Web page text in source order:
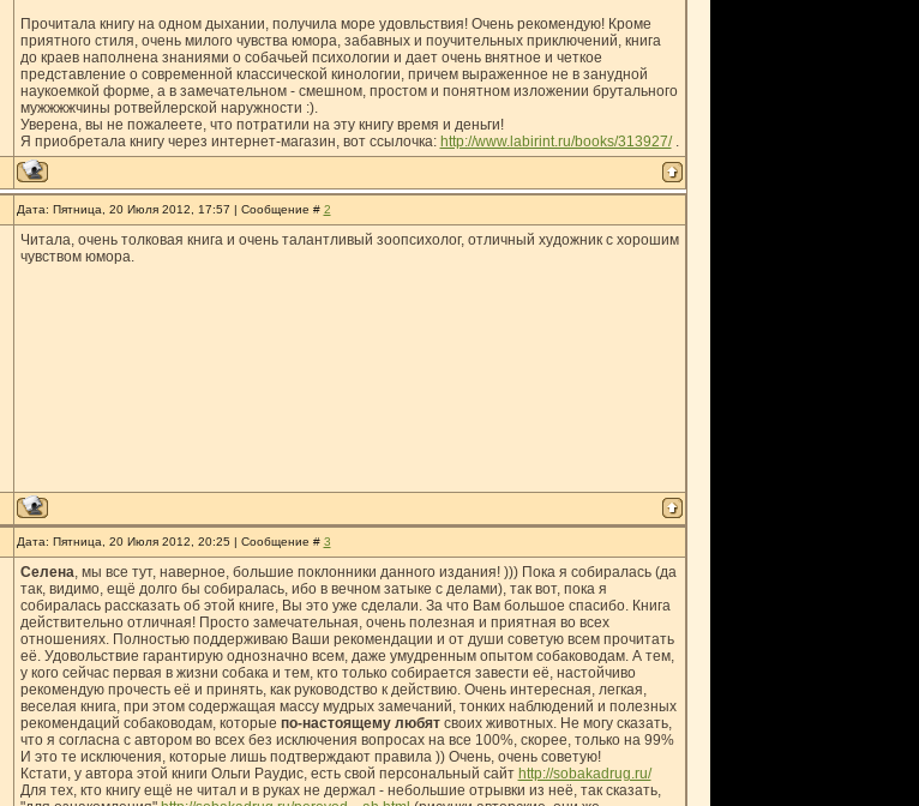
Прочитала книгу на одном дыхании, получила море удовльствия! Очень рекомендую! Кроме
приятного стиля, очень милого чувства юмора, забавных и поучительных приключений, книга
до краев наполнена знаниями о собачьей психологии и дает очень внятное и четкое
представление о современной классической кинологии, причем выраженное не в занудной
наукоемкой форме, а в замечательном - смешном, простом и понятном изложении брутального
мужжжжчины ротвейлерской наружности :).
Уверена, вы не пожалеете, что потратили на эту книгу время и деньги!
Я приобретала книгу через интернет-магазин, вот ссылочка: http://www.labirint.ru/books/313927/.
Дата: Пятница, 20 Июля 2012, 17:57 | Сообщение # 2
Читала, очень толковая книга и очень талантливый зоопсихолог, отличный художник с хорошим
чувством юмора.
Дата: Пятница, 20 Июля 2012, 20:25 | Сообщение # 3
Селена, мы все тут, наверное, большие поклонники данного издания! ))) Пока я собиралась (да
так, видимо, ещё долго бы собиралась, ибо в вечном затыке с делами), так вот, пока я
собиралась рассказать об этой книге, Вы это уже сделали. За что Вам большое спасибо. Книга
действительно отличная! Просто замечательная, очень полезная и приятная во всех
отношениях. Полностью поддерживаю Ваши рекомендации и от души советую всем прочитать
её. Удовольствие гарантирую однозначно всем, даже умудренным опытом собаководам. А тем,
у кого сейчас первая в жизни собака и тем, кто только собирается завести её, настойчиво
рекомендую прочесть её и принять, как руководство к действию. Очень интересная, легкая,
веселая книга, при этом содержащая массу мудрых замечаний, тонких наблюдений и полезных
рекомендаций собаководам, которые по-настоящему любятсвоих животных. Не могу сказать,
что я согласна с автором во всех без исключения вопросах на все 100%, скорее, только на 99%
И это те исключения, которые лишь подтверждают правила )) Очень, очень советую!
Кстати, у автора этой книги Ольги Раудис, есть свой персональный сайт http://sobakadrug.ru/
Для тех, кто книгу ещё не читал и в руках не держал - небольшие отрывки из неё, так сказать,